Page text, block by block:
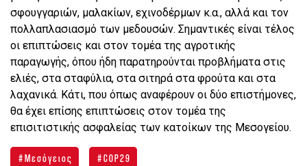
σφουγγαριών, μαλακίων, εχινοδέρμων κ.α., αλλά και τον
πολλαπλασιασμό των μεδουσών. Σημαντικές είναι τέλος
οι επιπτώσεις και στον τομέα της αγροτικής
παραγωγής, όπου ήδη παρατηρούνται προβλήματα στις
ελιές, στα σταφύλια, στα σιτηρά στα φρούτα και στα
λαχανικά. Κάτι, που όπως αναφέρουν οι δύο επιστήμονες,
θα έχει επίσης επιπτώσεις στον τομέα της
επισιτιστικής ασφαλείας των κατοίκων της Μεσογείου.
Μεσόγειος COP29